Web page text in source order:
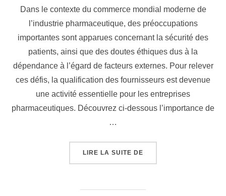
Dans le contexte du commerce mondial moderne de
l’industrie pharmaceutique, des préoccupations
importantes sont apparues concernant la sécurité des
patients, ainsi que des doutes éthiques dus à la
dépendance à l’égard de facteurs externes. Pour relever
ces défis, la qualification des fournisseurs est devenue
une activité essentielle pour les entreprises
pharmaceutiques. Découvrez ci-dessous l’importance de
…
LIRE LA SUITE DE